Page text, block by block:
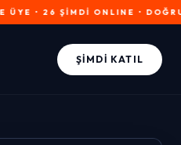
26 ŞİMDİ ONLINE •
ŞIMDI KATIL